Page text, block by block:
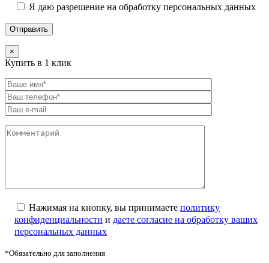
Я даю разрешение на обработку персональных данных
×
Купить в 1 клик
Нажимая на кнопку, вы принимаете политику
конфиденциальности и даете согласие на обработку ваших
персональных данных
*Обязательно для заполнения